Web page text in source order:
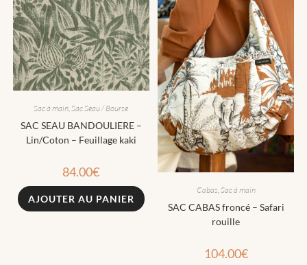
Sac à main ,Sac Seau / Bourse
SAC SEAU BANDOULIERE –
Lin/Coton – Feuillage kaki
84.00€
AJOUTER AU PANIER
Cabas,Sac à main
SAC CABAS froncé – Safari
rouille
104.00€